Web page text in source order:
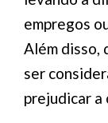
empregos
Além disso,
ser
prejudicar a